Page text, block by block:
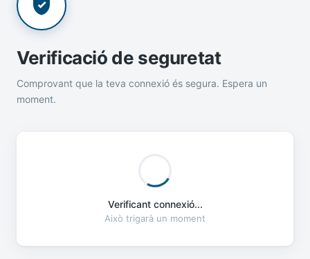
Verificació de seguretat
Comprovant que la teva connexió és segura. Espera un
moment.
Verificant connexió...
Això trigarà un moment